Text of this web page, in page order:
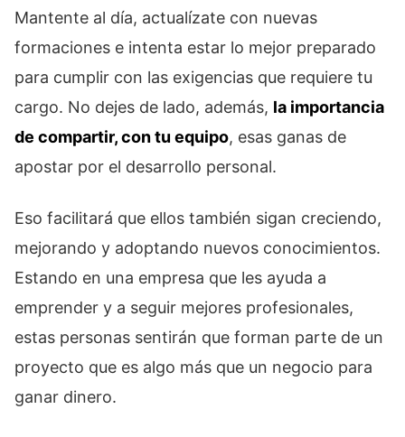
Mantente al día, actualízate con nuevas
formaciones e intenta estar lo mejor preparado
para cumplir con las exigencias que requiere tu
cargo. No dejes de lado, además, la importancia
de compartir, con tu equipo, esas ganas de
apostar por el desarrollo personal.
Eso facilitará que ellos también sigan creciendo,
mejorando y adoptando nuevos conocimientos.
Estando en una empresa que les ayuda a
emprender y a seguir mejores profesionales,
estas personas sentirán que forman parte de un
proyecto que es algo más que un negocio para
ganar dinero.